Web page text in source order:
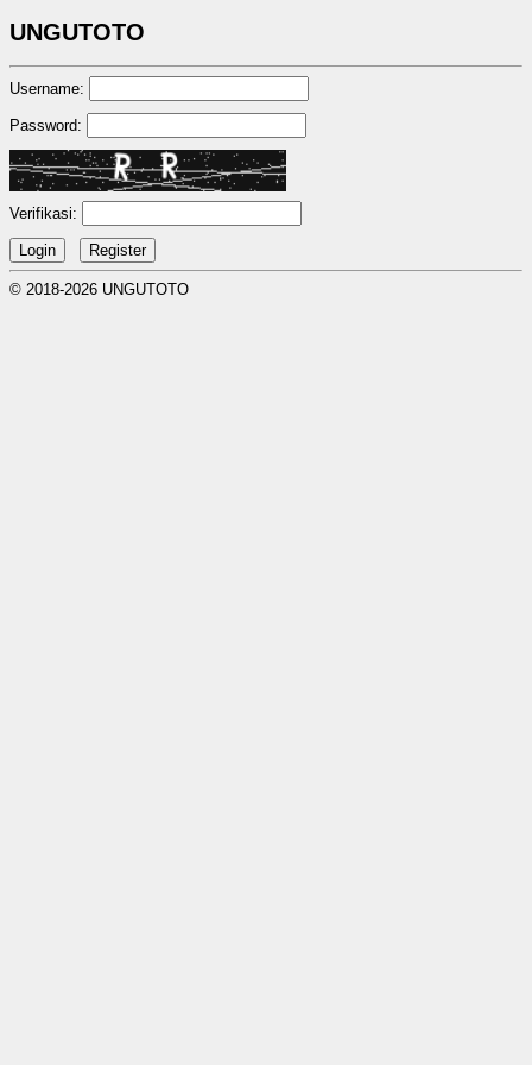
UNGUTOTO
Username:
Password:
Verifikasi:
© 2018-2026 UNGUTOTO